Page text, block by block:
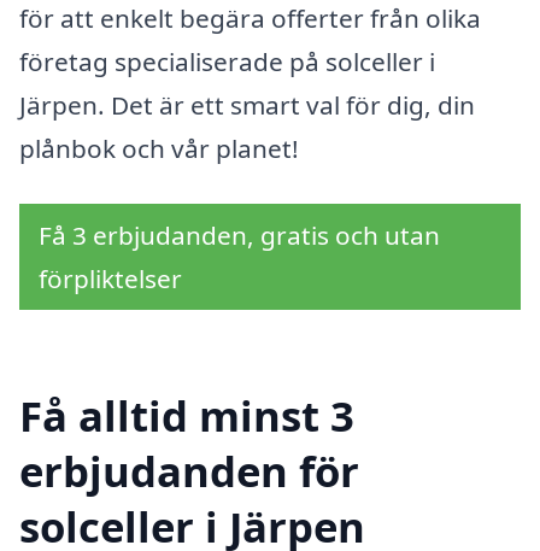
för att enkelt begära offerter från olika
företag specialiserade på solceller i
Järpen. Det är ett smart val för dig, din
plånbok och vår planet!
Få 3 erbjudanden, gratis och utan
förpliktelser
Få alltid minst 3
erbjudanden för
solceller i Järpen